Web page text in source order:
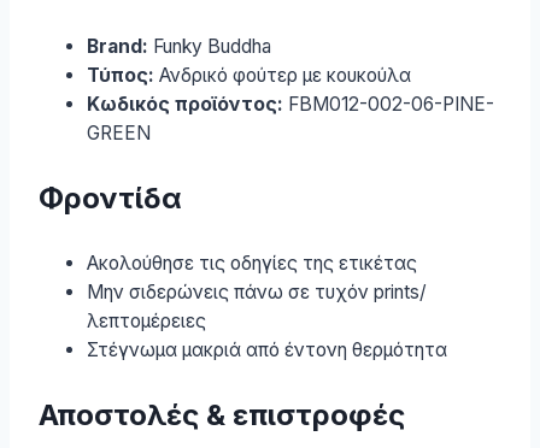
Brand: Funky Buddha
Τύπος: Ανδρικό φούτερ με κουκούλα
Κωδικός προϊόντος: FBM012-002-06-PINE-
GREEN
Φροντίδα
Ακολούθησε τις οδηγίες της ετικέτας
Μην σιδερώνεις πάνω σε τυχόν prints/
λεπτομέρειες
Στέγνωμα μακριά από έντονη θερμότητα
Αποστολές & επιστροφές